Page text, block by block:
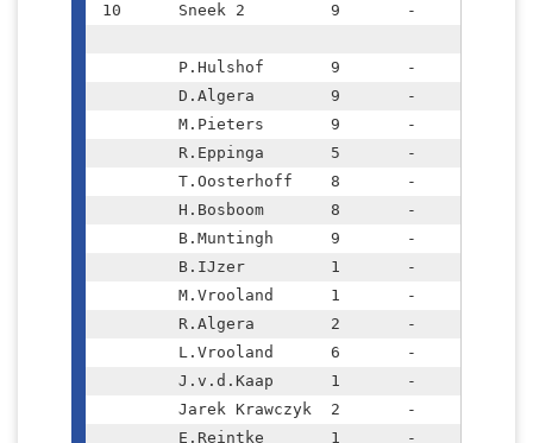
10	Sneek 2		9	-	2		22	D